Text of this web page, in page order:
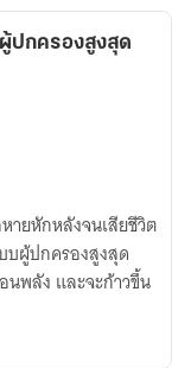
ปกครองสูงสุด
ายหักหลังจนเสียชีวิต
บผู้ปกครองสูงสุด
นพลัง และจะก้าวขึ้น